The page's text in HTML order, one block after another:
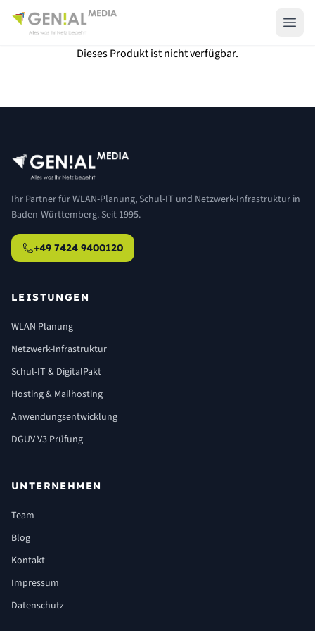
Dieses Produkt ist nicht verfügbar.
Ihr Partner für WLAN-Planung, Schul-IT und Netzwerk-Infrastruktur in
Baden-Württemberg. Seit 1995.
+49 7424 9400120
LEISTUNGEN
WLAN Planung
Netzwerk-Infrastruktur
Schul-IT & DigitalPakt
Hosting & Mailhosting
Anwendungsentwicklung
DGUV V3 Prüfung
UNTERNEHMEN
Team
Blog
Kontakt
Impressum
Datenschutz